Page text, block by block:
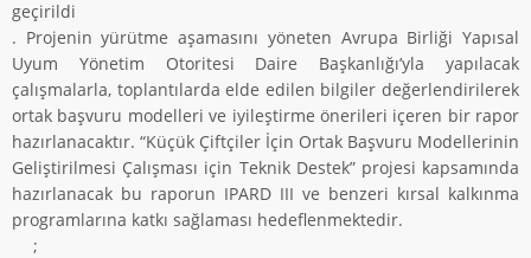
geçirildi
. Projenin yürütme aşamasını yöneten Avrupa Birliği Yapısal
Uyum Yönetim Otoritesi Daire Başkanlığı’yla yapılacak
çalışmalarla, toplantılarda elde edilen bilgiler değerlendirilerek
ortak başvuru modelleri ve iyileştirme önerileri içeren bir rapor
hazırlanacaktır. “Küçük Çiftçiler İçin Ortak Başvuru Modellerinin
Geliştirilmesi Çalışması için Teknik Destek” projesi kapsamında
hazırlanacak bu raporun IPARD III ve benzeri kırsal kalkınma
programlarına katkı sağlaması hedeflenmektedir.
;